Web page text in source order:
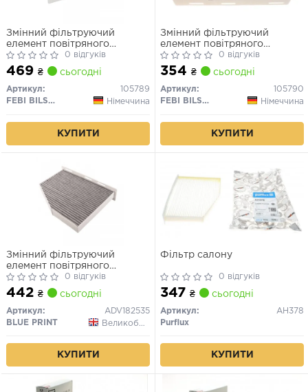
Змінний фільтруючий
елемент повітряного
фільтра салону0 відгуків
469 ₴ сьогодні
Артикул:
105789
FEBI BILSTEIN
Німеччина
КУПИТИ
Змінний фільтруючий
елемент повітряного
фільтра салону0 відгуків
354 ₴ сьогодні
Артикул:
105790
FEBI BILSTEIN
Німеччина
КУПИТИ
Змінний фільтруючий
елемент повітряного
фільтра салону0 відгуків
442 ₴ сьогодні
Артикул:
ADV182535
BLUE PRINT
Великобританія
КУПИТИ
Фільтр салону
0 відгуків
347 ₴ сьогодні
Артикул:
AH378
Purflux
КУПИТИ